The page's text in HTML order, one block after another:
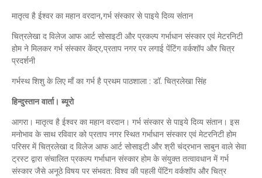
मातृत्व है ईश्वर का महान वरदान,गर्भ संस्कार से पाइये दिव्य संतान
चित्रलेखा द विलेज आफ आर्ट सोसाइटी और प्रकल्प गर्भाधान संस्कार एवं मेटरनिटी
होम ने मिलकर गर्भ संस्कार केंद्र,प्रताप नगर पर लगाई पेंटिंग वर्कशॉप और चित्र
प्रदर्शनी
गर्भस्थ शिशु के लिए माँ का गर्भ है प्रथम पाठशाला : डॉ. चित्रलेखा सिंह
हिन्दुस्तान वार्ता। ब्यूरो
आगरा। मातृत्व है ईश्वर का महान वरदान। गर्भ संस्कार से पाइये दिव्य संतान। इस
मनोभाव के साथ रविवार को प्रताप नगर स्थित गर्भाधान संस्कार एवं मेटरनिटी होम
परिसर में चित्रलेखा द विलेज आफ आर्ट सोसाइटी और श्री चंद्रभान साबुन वाले सेवा
ट्रस्ट द्वारा संचालित प्रकल्प गर्भाधान संस्कार होम के संयुक्त तत्वावधान में गर्भ
संस्कार जैसे अनूठे विषय पर संभवत: विश्व की पहली पेंटिंग वर्कशॉप और चित्र